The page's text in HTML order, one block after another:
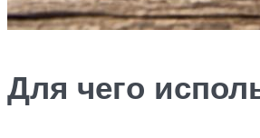
Для чего